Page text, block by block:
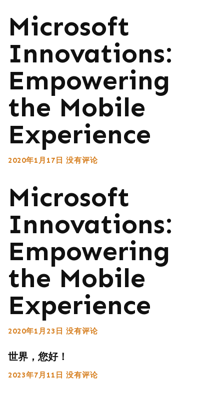
Microsoft
Innovations:
Empowering
the Mobile
Experience
2020年1月17日 没有评论
Microsoft
Innovations:
Empowering
the Mobile
Experience
2020年1月23日 没有评论
世界，您好！
2023年7月11日 没有评论